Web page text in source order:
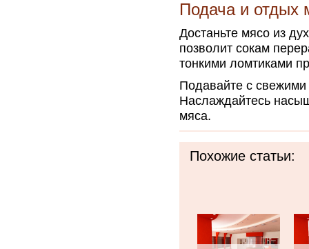
Подача и отдых
Достаньте мясо из
позволит сокам
тонкими ломтиками
Подавайте с
Наслаждайтесь
мяса.
Похожие статьи: